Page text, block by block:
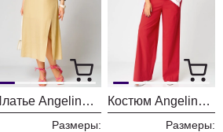
Платье Angelina & Company 1232
Размеры:
Костюм Angelina & Company 1236
Размеры: